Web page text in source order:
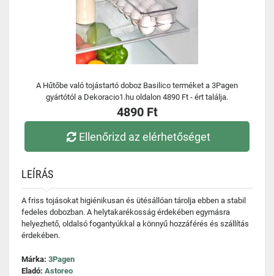
A Hűtőbe való tojástartó doboz Basilico terméket a 3Pagen
gyártótól a Dekoracio1.hu oldalon 4890 Ft - ért találja.
4890 Ft
Ellenőrizd az elérhetőséget
LEÍRÁS
A friss tojásokat higiénikusan és ütésállóan tárolja ebben a stabil
fedeles dobozban. A helytakarékosság érdekében egymásra
helyezhető, oldalsó fogantyúkkal a könnyű hozzáférés és szállítás
érdekében.
Márka: 3Pagen
Eladó: Astoreo